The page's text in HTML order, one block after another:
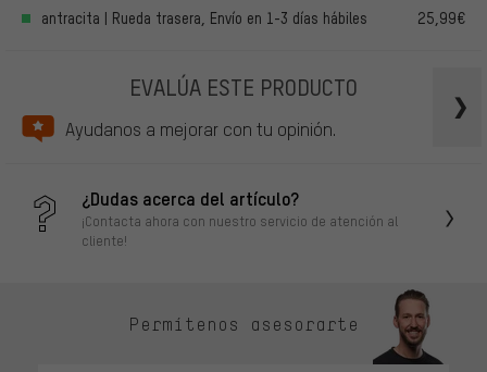
antracita | Rueda trasera, Envío en 1-3 días hábiles 25,99€
EVALÚA ESTE PRODUCTO
Ayudanos a mejorar con tu opinión.
¿Dudas acerca del artículo?
¡Contacta ahora con nuestro servicio de atención al
cliente!
Permítenos asesorarte